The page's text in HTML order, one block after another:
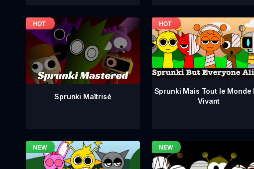
Sprunki Maîtrisé
Sprunki Mais Tout le Monde
Vivant